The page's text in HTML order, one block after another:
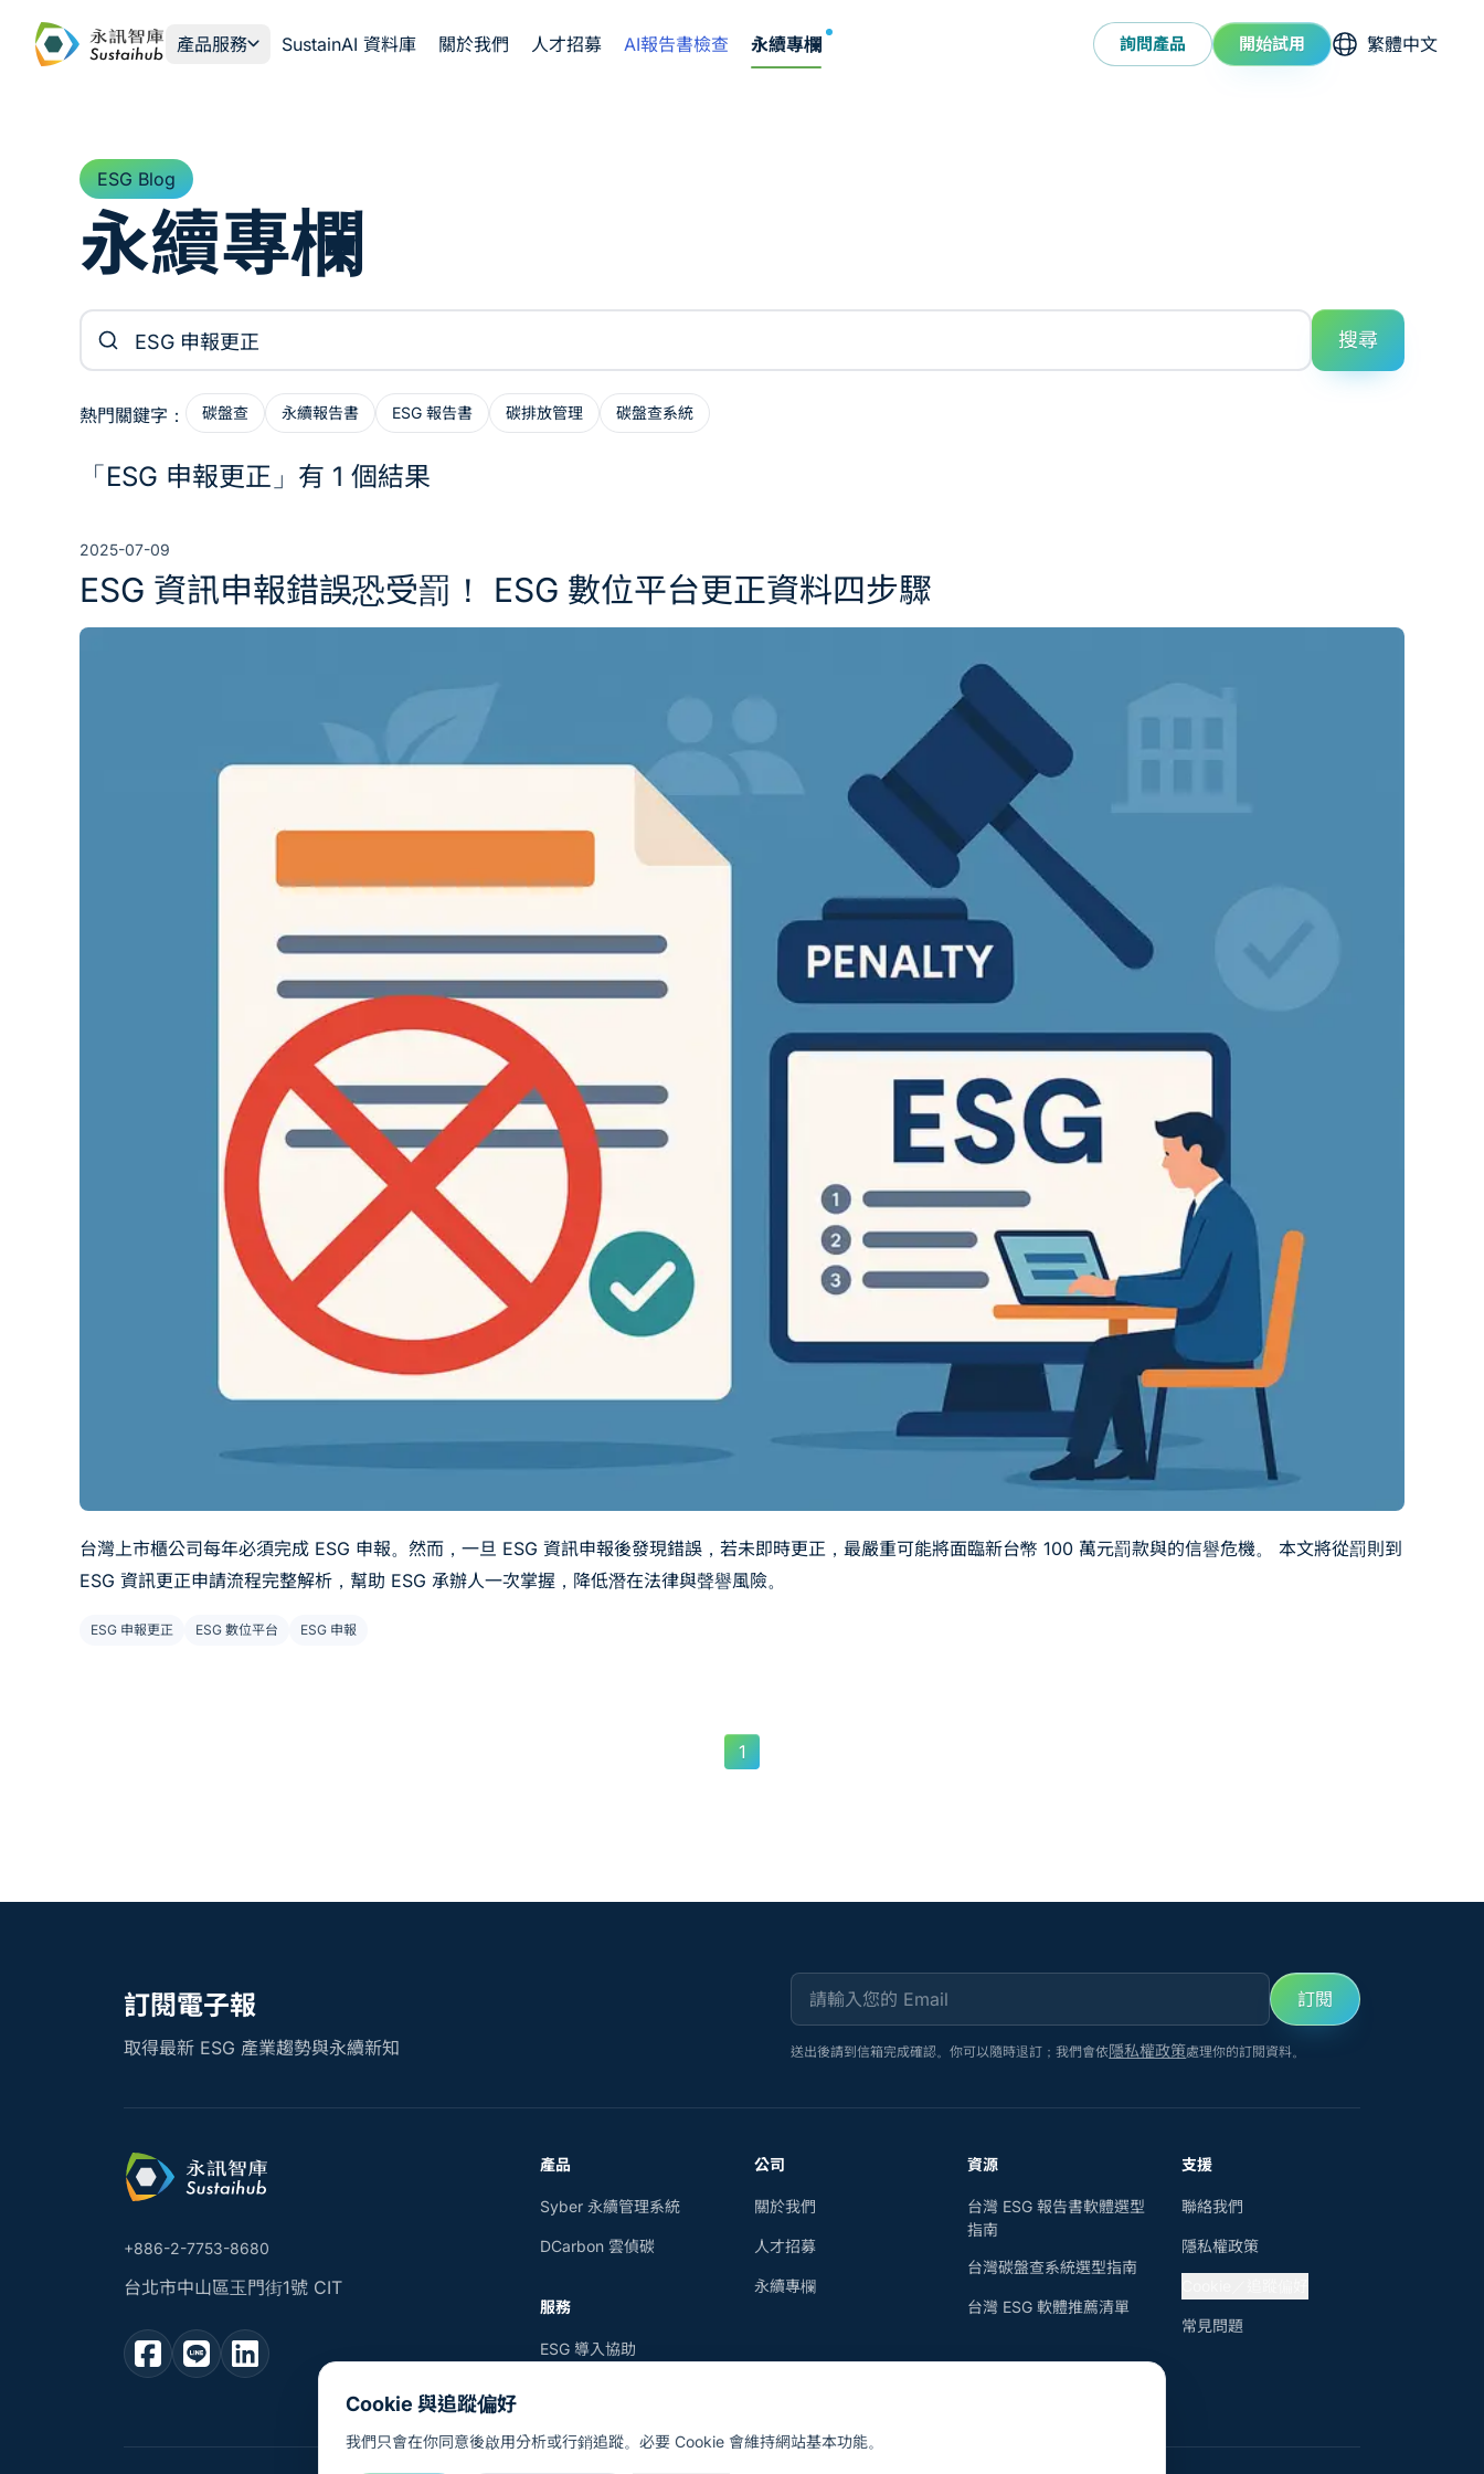
產品服務
SustainAI 資料庫 關於我們 人才招募 AI報告書檢查 永續專欄NEW 詢問產品 開始試用 選擇語系
ESG Blog
永續專欄
搜尋文章
搜尋
熱門關鍵字： 碳盤查 永續報告書 ESG 報告書 碳排放管理 碳盤查系統
「ESG 申報更正」有 1 個結果
2025-07-09
ESG 資訊申報錯誤恐受罰！ ESG 數位平台更正資料四步驟
台灣上市櫃公司每年必須完成 ESG 申報。然而，一旦 ESG 資訊申報後發現錯誤，若未即時更正，最嚴重可能將面臨新台幣 100 萬元罰款與的信譽危機。 本文將從罰則到
ESG 資訊更正申請流程完整解析，幫助 ESG 承辦人一次掌握，降低潛在法律與聲譽風險。
ESG 申報更正 ESG 數位平台 ESG 申報
1
訂閱電子報
取得最新 ESG 產業趨勢與永續新知
請輸入您的 Email
訂閱
送出後請到信箱完成確認。你可以隨時退訂；我們會依隱私權政策處理你的訂閱資料。
+886-2-7753-8680
台北市中山區玉門街1號 CIT
產品
Syber 永續管理系統
DCarbon 雲偵碳
服務
ESG 導入協助
公司
關於我們
人才招募
永續專欄
資源
台灣 ESG 報告書軟體選型
指南
台灣碳盤查系統選型指南
台灣 ESG 軟體推薦清單
支援
聯絡我們
隱私權政策
常見問題
Cookie 與追蹤偏好
我們只會在你同意後啟用分析或行銷追蹤。必要 Cookie 會維持網站基本功能。